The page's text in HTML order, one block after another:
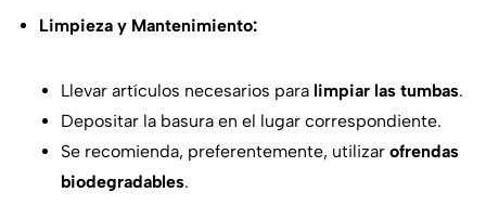
Limpieza y Mantenimiento:
Llevar artículos necesarios para limpiar las tumbas.
Depositar la basura en el lugar correspondiente.
Se recomienda, preferentemente, utilizar ofrendas
biodegradables.